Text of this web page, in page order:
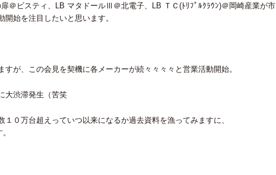
＠ビスティ、LB マタドールⅢ＠北電子、LB ＴＣ(ﾄﾘﾌﾟﾙｸﾗｳﾝ)＠岡崎産業が市
始を注目したいと思います。
が、この会見を契機に各メーカーが続々々々々と営業活動開始。
大渋滞発生（苦笑
０万台超えっていつ以来になるか過去資料を漁ってみますに、